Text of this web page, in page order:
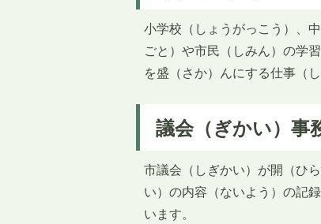
小学校（しょうがっこう）、
ごと）や市民（しみん）の学
を盛（さか）んにする仕事（
議会（ぎかい）事
市議会（しぎかい）が開（ひ
い）の内容（ないよう）の記
います。